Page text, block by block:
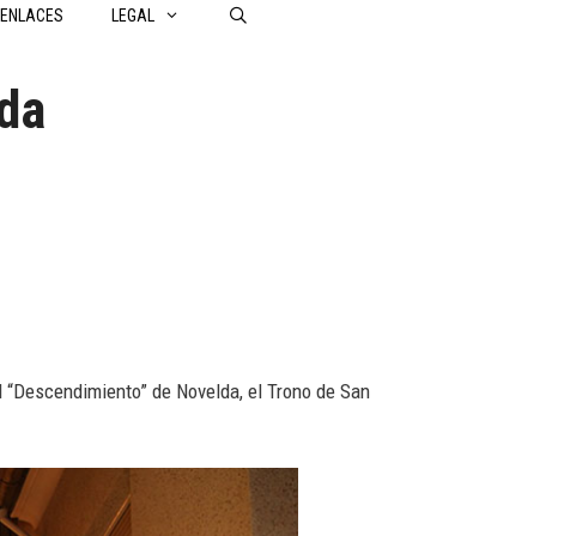
ENLACES LEGAL
de Novelda, el Trono de San